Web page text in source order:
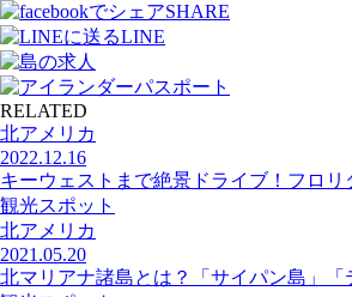
SHARE
LINE
RELATED
北アメリカ
2022.12.16
キーウェストまで絶景ドライブ！フロ
観光スポット
北アメリカ
2021.05.20
北マリアナ諸島とは？「サイパン島」